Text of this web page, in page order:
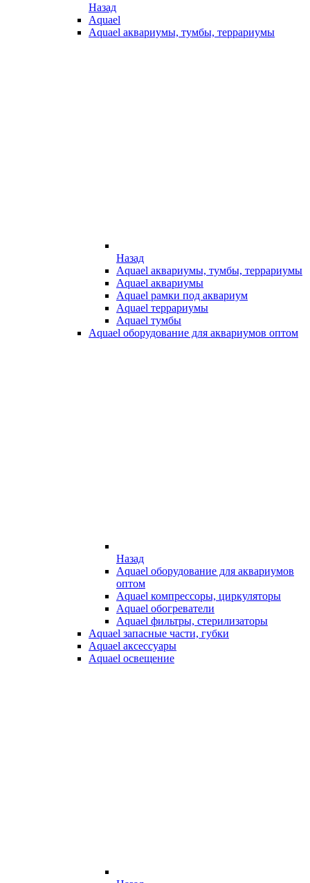
Назад
Aquael
Aquael аквариумы, тумбы, террариумы
Назад
Aquael аквариумы, тумбы, террариумы
Aquael аквариумы
Aquael рамки под аквариум
Aquael террариумы
Aquael тумбы
Aquael оборудование для аквариумов оптом
Назад
Aquael оборудование для аквариумов
оптом
Aquael компрессоры, циркуляторы
Aquael обогреватели
Aquael фильтры, стерилизаторы
Aquael запасные части, губки
Aquael аксессуары
Aquael освещение